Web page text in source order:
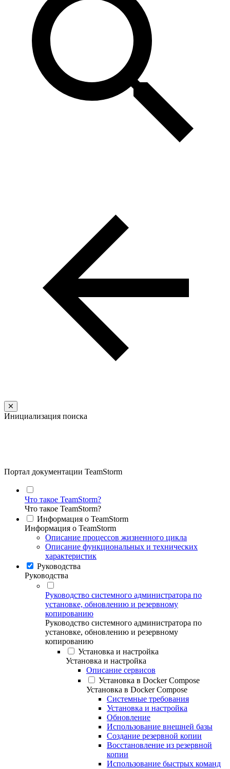
Инициализация поиска
Портал документации TeamStorm
Что такое TeamStorm?
Что такое TeamStorm?
Информация о TeamStorm
Информация о TeamStorm
Описание процессов жизненного цикла
Описание функциональных и технических
характеристик
Руководства
Руководства
Руководство системного администратора по
установке, обновлению и резервному
копированию
Руководство системного администратора по
установке, обновлению и резервному
копированию
Установка и настройка
Установка и настройка
Описание сервисов
Установка в Docker Compose
Установка в Docker Compose
Системные требования
Установка и настройка
Обновление
Использование внешней базы
Создание резервной копии
Восстановление из резервной
копии
Использование быстрых команд